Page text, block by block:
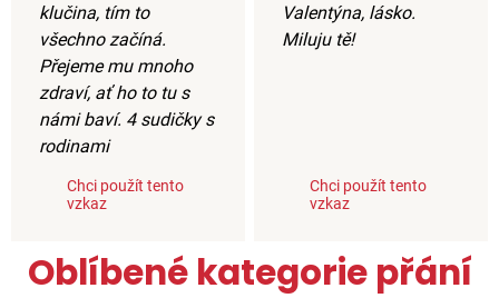
klučina, tím to
všechno začíná.
Přejeme mu mnoho
zdraví, ať ho to tu s
námi baví. 4 sudičky s
rodinami
Chci použít tento
vzkaz
Valentýna, lásko.
Miluju tě!
Chci použít tento
vzkaz
Oblíbené kategorie přání